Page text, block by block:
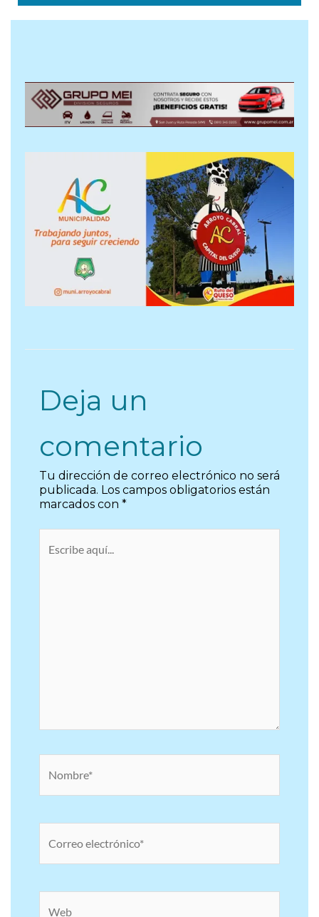
Deja un
comentario
Tu dirección de correo electrónico no será
publicada. Los campos obligatorios están
marcados con *
electrónico*